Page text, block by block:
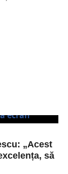
„Acest
să